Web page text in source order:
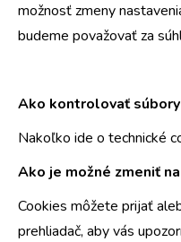
možnosť zmeny
budeme považovať za
Ako kontrolovať
Nakoľko ide o technické
Ako je možné zmeniť
Cookies môžete prijať
prehliadač, aby vás